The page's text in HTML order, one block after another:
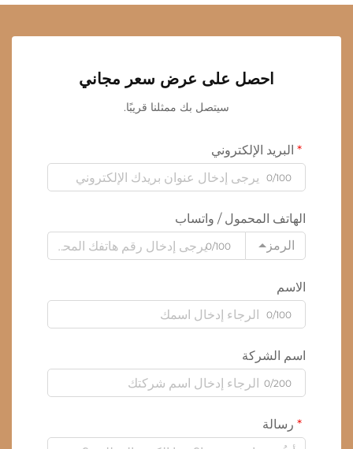
احصل على عرض سعر مجاني
سيتصل بك ممثلنا قريبًا.
البريد الإلكتروني
0/100
الهاتف المحمول / واتساب
الرمز
0/100
الاسم
0/100
اسم الشركة
0/200
رسالة